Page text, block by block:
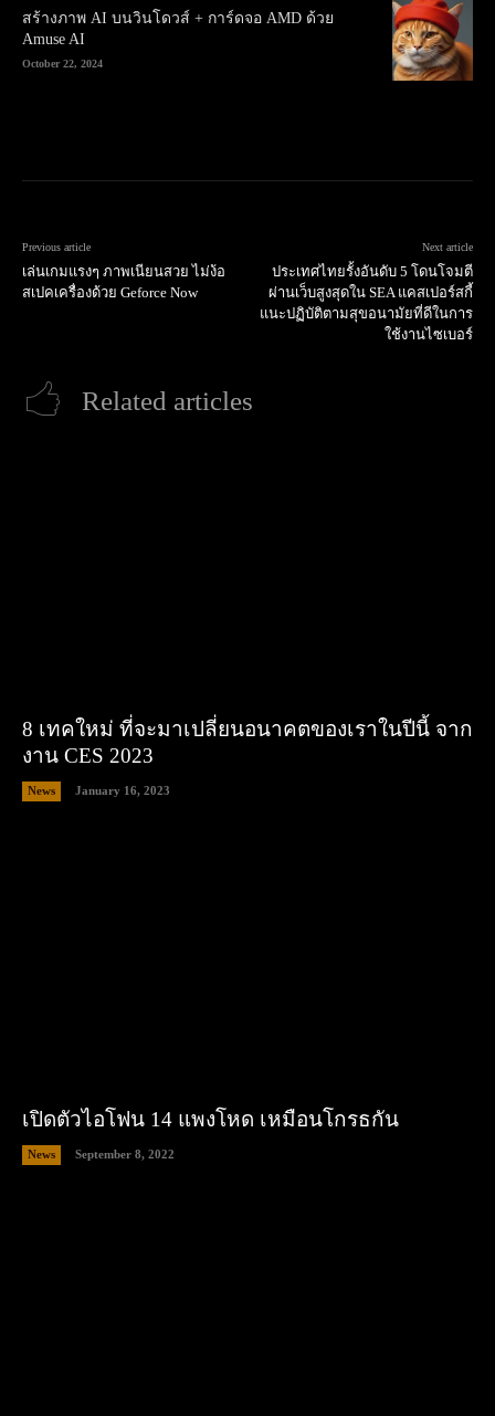
สร้างภาพ AI บนวินโดวส์ + การ์ดจอ AMD ด้วย
Amuse AI
October 22, 2024
Previous article
เล่นเกมแรงๆ ภาพเนียนสวย ไม่ง้อ
สเปคเครื่องด้วย Geforce Now
Next article
ประเทศไทยรั้งอันดับ 5 โดนโจมตี
ผ่านเว็บสูงสุดใน SEA แคสเปอร์สกี้
แนะปฏิบัติตามสุขอนามัยที่ดีในการ
ใช้งานไซเบอร์
Related articles
8 เทคใหม่ ที่จะมาเปลี่ยนอนาคตของเราในปีนี้ จาก
งาน CES 2023
News January 16, 2023
เปิดตัวไอโฟน 14 แพงโหด เหมือนโกรธกัน
News September 8, 2022